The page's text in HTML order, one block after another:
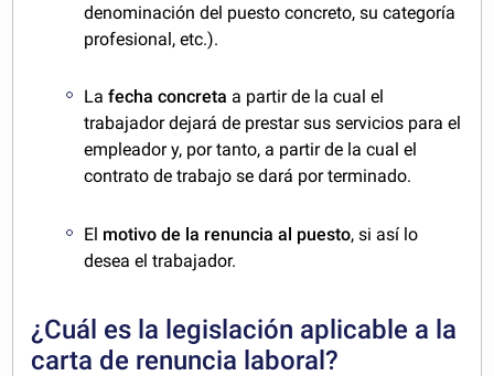
denominación del puesto concreto, su categoría
profesional, etc.).
Lafecha concreta a partir de la cual el
trabajador dejará de prestar sus servicios para el
empleador y, por tanto, a partir de la cual el
contrato de trabajo se dará por terminado.
El motivo de la renuncia al puesto, si así lo
desea el trabajador.
¿Cuál es la legislación aplicable a la
carta de renuncia laboral?